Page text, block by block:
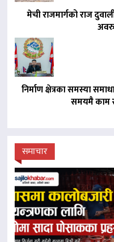
मेची राजमार्गको राज
निर्माण क्षेत्रका समस्या
समयमै काम
समाचार